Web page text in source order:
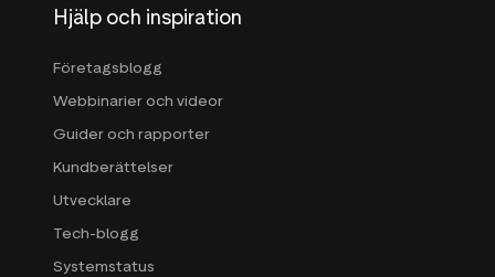
Hjälp och inspiration
Företagsblogg
Webbinarier och videor
Guider och rapporter
Kundberättelser
Utvecklare
Tech-blogg
Systemstatus